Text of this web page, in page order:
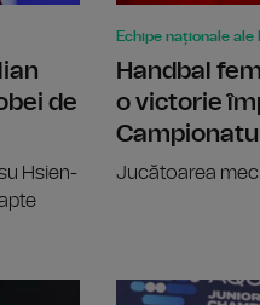
de
Hsien-
Echipe naționale ale
Handbal
o victorie
Jucătoarea
Naționala de volei